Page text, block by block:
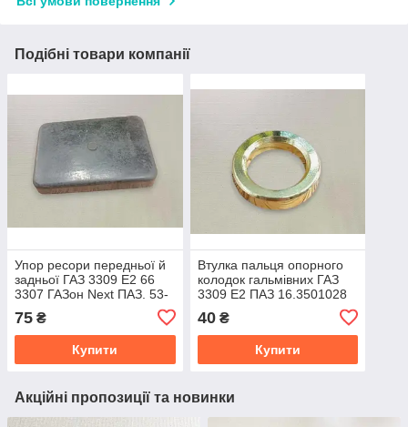
Подібні товари компанії
Упор ресори передньої й
задньої ГАЗ 3309 Е2 66
3307 ГАЗон Next ПАЗ. 53-
75 ₴
Купити
Втулка пальця опорного
колодок гальмівних ГАЗ
3309 Е2 ПАЗ 16.3501028
40₴
Купити
Акційні пропозиції та новинки